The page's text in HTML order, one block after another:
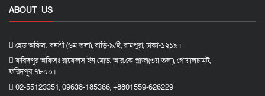
ABOUT US
হেড অফিস: বনশ্রী (৬ম তলা), বাড়ি-৯/ই, রামপুরা, ঢাকা-১২১৯।
ফরিদপুর অফিসঃ রাফেলস ইন মোড়, আর.কে প্লাজা(৩য় তলা), গোয়ালচামট,
ফরিদপুর-৭৮০০।
02-55123351, 09638-185366, +8801559-626229